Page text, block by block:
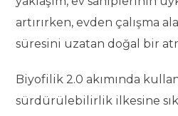
artırırken, evden çalışma
süresini uzatan doğal bir
Biyofilik 2.0 akımında
sürdürülebilirlik ilkesine sıkı